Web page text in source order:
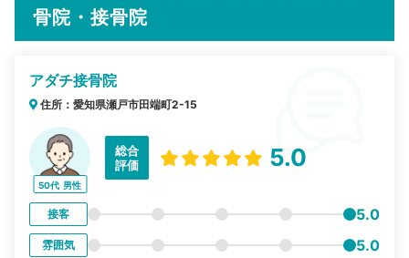
骨院・接骨院
アダチ接骨院
住所：愛知県瀬戸市田端町2-15
50代 男性
総合
評価
5.0
接客 5.0
雰囲気 5.0